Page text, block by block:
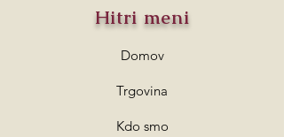
Hitri meni
Domov
Trgovina
Kdo smo